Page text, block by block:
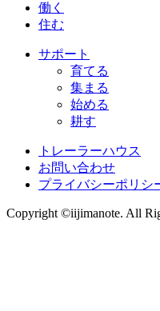
働く
住む
サポート
育てる
集まる
始める
耕す
トレーラーハウス
お問い合わせ
プライバシーポリシ
Copyright ©iijimanote. All